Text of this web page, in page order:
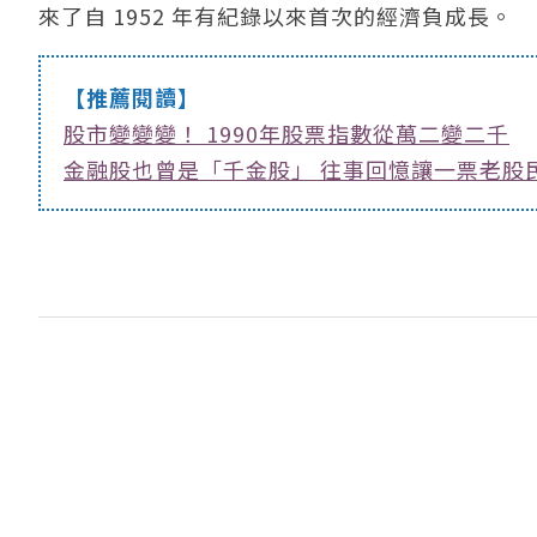
來了自 1952 年有紀錄以來首次的經濟負成長。
【推薦閱讀】
股市變變變！ 1990年股票指數從萬二變二千
金融股也曾是「千金股」 往事回憶讓一票老股